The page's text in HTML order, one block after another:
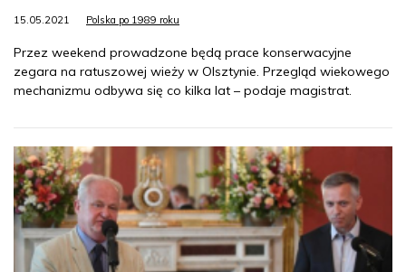
15.05.2021 Polska po 1989 roku
Przez weekend prowadzone będą prace konserwacyjne
zegara na ratuszowej wieży w Olsztynie. Przegląd wiekowego
mechanizmu odbywa się co kilka lat – podaje magistrat.